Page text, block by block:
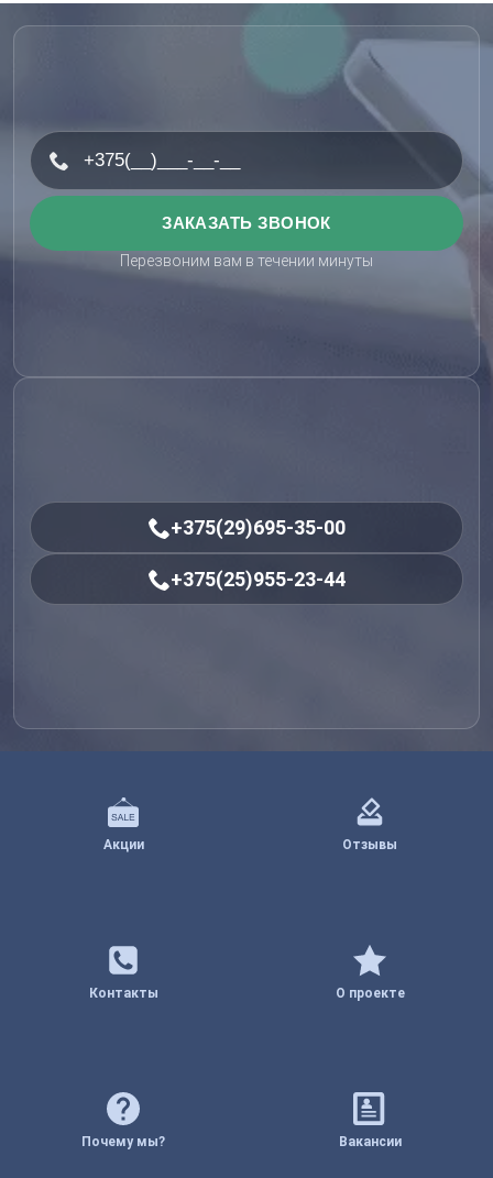
Перезвоним вам в течении минуты
+375(29)695-35-00
+375(25)955-23-44
Акции Отзывы
Контакты О проекте
Почему мы? Вакансии